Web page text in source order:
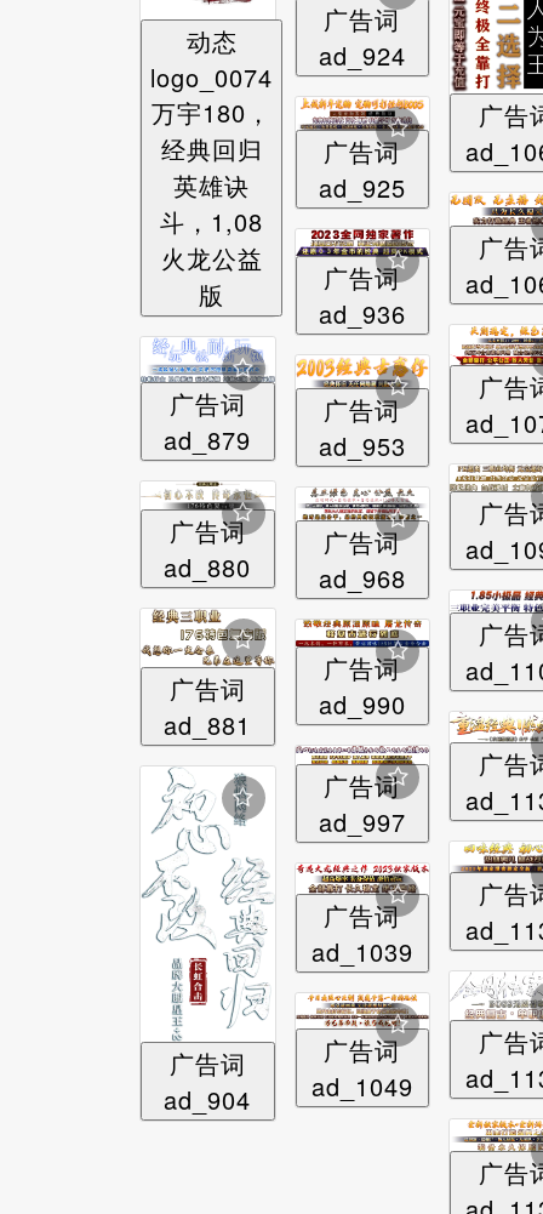
动态
logo_0074
万宇180，
经典回归
英雄诀
斗，1,08
火龙公益
版
广告词
ad_879
广告词
ad_880
广告词
ad_881
广告词
ad_904
广告词
ad_924
广告词
ad_925
广告词
ad_936
广告词
ad_953
广告词
ad_968
广告词
ad_990
广告词
ad_997
广告词
ad_1039
广告词
ad_1049
广告
广告
广告
广告
广告
广告
广告
广告
广告